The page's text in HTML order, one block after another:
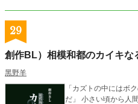
29
創作BL）相模和都のカイキな
黑野羊
「カズトの中にはボ
だ」 小さい頃から人間やお化けにやたらと好かれてしまう相